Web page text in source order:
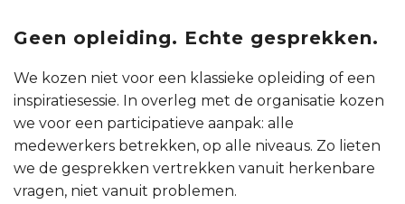
Geen opleiding. Echte gesprekken.
We kozen niet voor een klassieke opleiding of een
inspiratiesessie. In overleg met de organisatie kozen
we voor een participatieve aanpak: alle
medewerkers betrekken, op alle niveaus. Zo lieten
we de gesprekken vertrekken vanuit herkenbare
vragen, niet vanuit problemen.